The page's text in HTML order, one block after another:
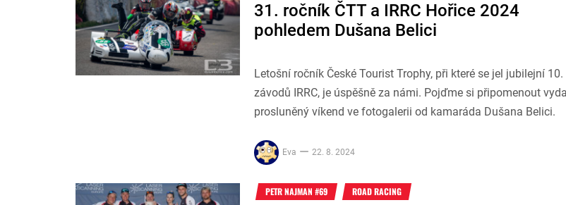
31. ročník ČTT a IRRC Hořice 2024
pohledem Dušana Belici
Letošní ročník České Tourist Trophy, při které se jel jubilejní
závodů IRRC, je úspěšně za námi. Pojďme si připomenout
prosluněný víkend ve fotogalerii od kamaráda Dušana Belici.
Eva 22. 8. 2024
PETR NAJMAN #69 ROAD RACING